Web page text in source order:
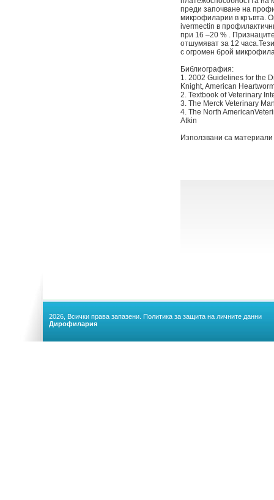
преди започване на
микрофиларии в кръвта.
ivermectin в
при 16 –20 % .
отшумяват за 12
с огромен брой
Библиография:
1. 2002 Guidelines for the
Knight, American
2. Textbook of Veterinary
3. The Merck Veterinary
4. The North
Atkin
Използвани са
2026, Всички права запазени. Политика за защита на личните данни
Дирофилария